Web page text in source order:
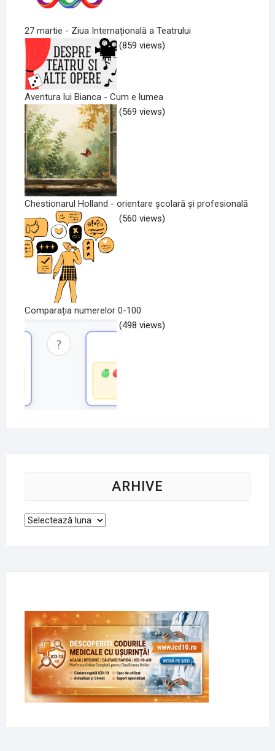
27 martie - Ziua Internațională a Teatrului
(859 views)
Aventura lui Bianca - Cum e lumea
(569 views)
Chestionarul Holland - orientare școlară și profesională
(560 views)
Comparația numerelor 0-100
(498 views)
ARHIVE
Arhive